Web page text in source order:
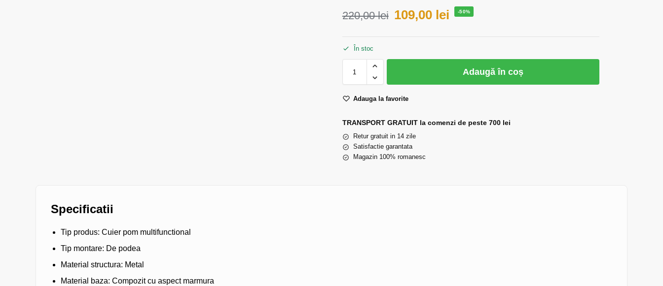
220,00lei 109,00 lei -50%
În stoc
Adaugă în coș
Adauga la favorite
TRANSPORT GRATUIT la comenzi de peste 700 lei
Retur gratuit in 14 zile
Satisfactie garantata
Magazin 100% romanesc
Specificatii
Tip produs: Cuier pom multifunctional
Tip montare: De podea
Material structura: Metal
Material baza: Compozit cu aspect marmura